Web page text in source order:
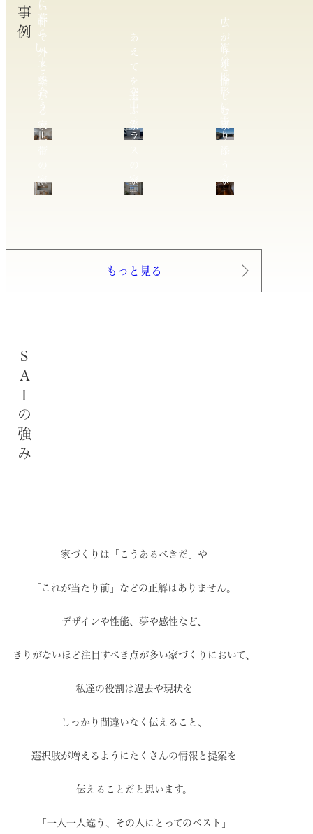
い
軒
で
外
と
繋
が
る
あ
え
て
を
選
広
が
り
を
愉
し
に
暮
ら
し、
支
え
合
う
世
家
空
ラ
家
複
雑
地
形
り
家
もっと見る
SAIの強み
家づくりは「こうあるべきだ」や
「これが当たり前」などの正解はありません。
デザインや性能、夢や感性など、
きりがないほど注目すべき点が多い家づくりにおいて、
私達の役割は過去や現状を
しっかり間違いなく伝えること、
選択肢が増えるように たくさんの情報と提案を
伝えることだと思います。
「一人一人違う、その人にとってのベスト」